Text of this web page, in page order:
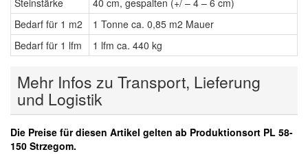
Steinstärke
40 cm, gespalten (+/ – 4 – 6 cm)
Bedarf für 1 m2
1 Tonne ca. 0,85 m2 Mauer
Bedarf für 1 lfm
1 lfm ca. 440 kg
Mehr Infos zu Transport, Lieferung
und Logistik
Die Preise für diesen Artikel gelten ab Produktionsort PL 58-
150 Strzegom.